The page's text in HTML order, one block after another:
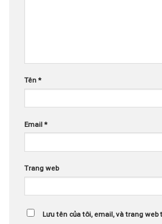
Tên *
Email *
Trang web
Lưu tên của tôi, email, và trang web